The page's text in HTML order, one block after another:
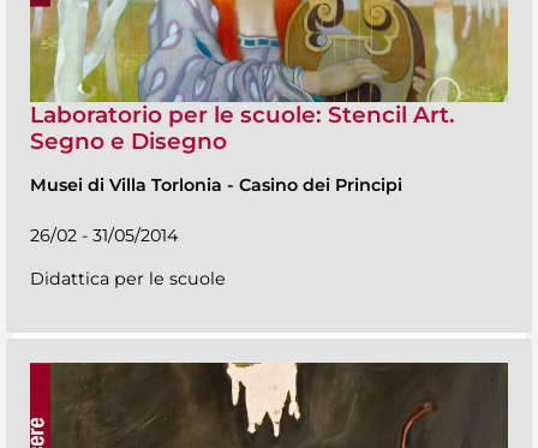
Laboratorio per le scuole: Stencil Art.
Segno e Disegno
Musei di Villa Torlonia - Casino dei Principi
26/02 - 31/05/2014
Didattica per le scuole